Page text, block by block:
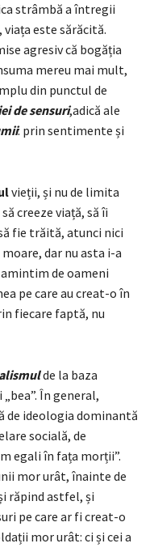
strâmbă a întregii
este sărăcită.
agresiv că bogăția
mereu mai mult,
din punctul de
de sensuri,adică ale
: prin sentimente și
vieții, și nu de limita
creeze viață, să îi
fie trăită, atunci nici
dar nu asta i-a
de oameni
pe care au creat-o în
fiecare faptă, nu
de la baza
În general,
ideologia dominantă
socială, de
egali în fața morții”.
mor urât, înainte de
răpind astfel, și
pe care ar fi creat-o
mor urât: ci și cei a